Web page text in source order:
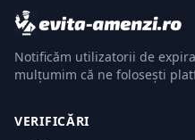
Notificăm utilizatorii de
mulțumim că ne folosești
VERIFICĂRI